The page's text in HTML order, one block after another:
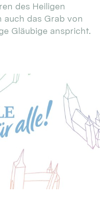
des Heiligen
auch das Grab von
Gläubige anspricht.